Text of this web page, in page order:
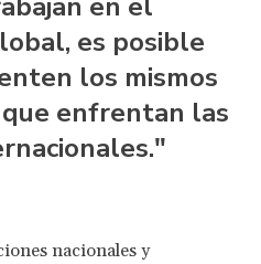
es posible
los mismos
enfrentan las
nacionales y